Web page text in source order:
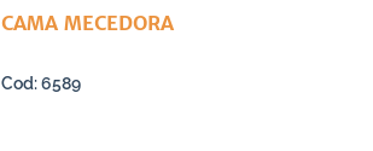
CAMA MECEDORA
6589